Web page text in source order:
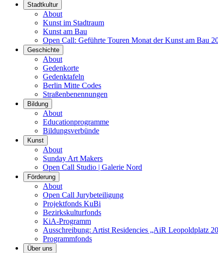
Stadtkultur
About
Kunst im Stadtraum
Kunst am Bau
Open Call: Geführte Touren Monat der Kunst am Bau
Geschichte
About
Gedenkorte
Gedenktafeln
Berlin Mitte Codes
Straßenbenennungen
Bildung
About
Educationprogramme
Bildungsverbünde
Kunst
About
Sunday Art Makers
Open Call Studio | Galerie Nord
Förderung
About
Open Call Jurybeteiligung
Projektfonds KuBi
Bezirkskulturfonds
KiA-Programm
Ausschreibung: Artist Residencies „AiR Leopoldplatz
Programmfonds
Über uns